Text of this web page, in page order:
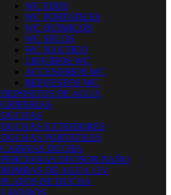
WC FIJOS
WC PORTATILES
WC QUIMICOS
WC SECOS
WC NAUTICO
LIQUIDOS WC
ACCESORIOS WC
REPUESTOS WC
DEPOSITOS DE AGUA
GRIFERIAS
DUCHAS
DUCHAS EXTERIORES
DUCHAS PORTATILES
CABINAS DUCHA
PERCIANAS DIVISOR BAÑO
BOMBAS DE AGUA 12V
PLATOS DE DUCHA
LAVABOS